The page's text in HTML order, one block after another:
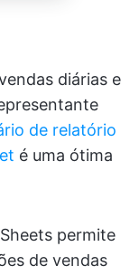
diárias e
de relatório
é uma ótima
permite
de vendas